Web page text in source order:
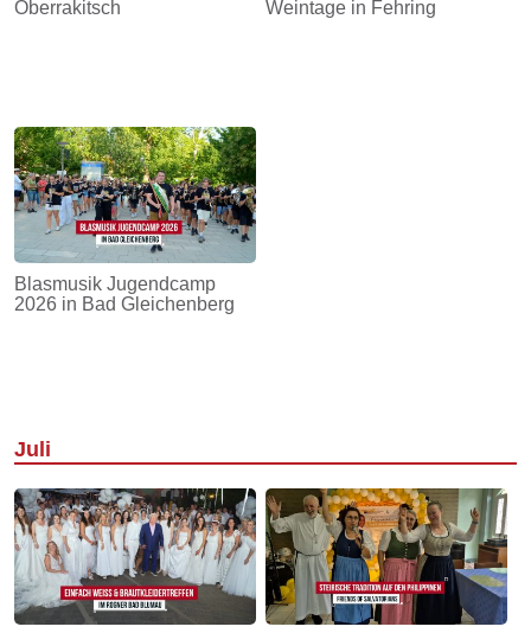
Oberrakitsch Weintage in Fehring
Blasmusik Jugendcamp
2026 in Bad Gleichenberg
Juli